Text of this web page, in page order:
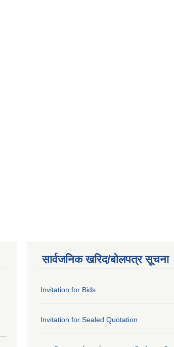
सार्वजनिक खरिद/बोलपत्र सूचना
Invitation for Bids
Invitation for Sealed Quotation